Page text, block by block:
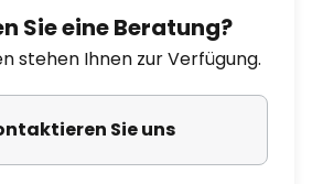
Sie eine Beratung?
stehen Ihnen zur Verfügung.
Sie uns